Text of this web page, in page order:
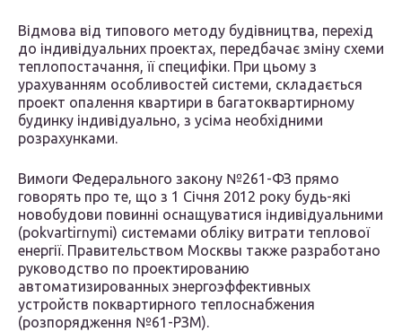
Відмова від типового методу будівництва, перехід
до індивідуальних проектах, передбачає зміну схеми
теплопостачання, її специфіки. При цьому з
урахуванням особливостей системи, складається
проект опалення квартири в багатоквартирному
будинку індивідуально, з усіма необхідними
розрахунками.
Вимоги Федерального закону №261-ФЗ прямо
говорять про те, що з 1 Січня 2012 року будь-які
новобудови повинні оснащуватися індивідуальними
(pokvartirnymi) системами обліку витрати теплової
енергії. Правительством Москвы также разработано
руководство по проектированию
автоматизированных энергоэффективных
устройств поквартирного теплоснабжения
(розпорядження №61-РЗМ).